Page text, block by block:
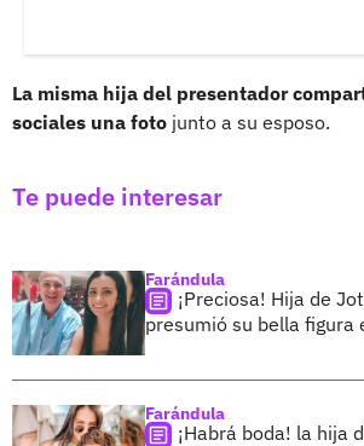
La misma hija del presentador
sociales una foto junto a su esposo.
Te puede interesar
Farándula
¡Preciosa! Hija de
presumió su bella figura
Farándula
¡Habrá boda! la hija